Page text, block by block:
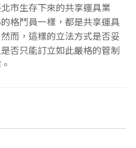
市生存下來的共享運具業
格鬥員一樣，都是共享運具
而，這樣的立法方式是否妥
否只能訂立如此嚴格的管制